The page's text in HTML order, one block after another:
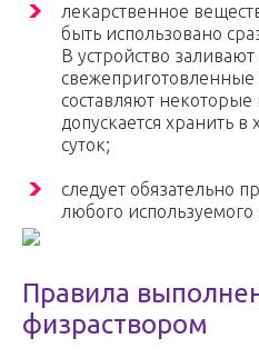
лекарственное
быть использовано
В устройство заливают
составляют
допускается хранить
суток;
следует обязательно
любого
Правила
физраствором